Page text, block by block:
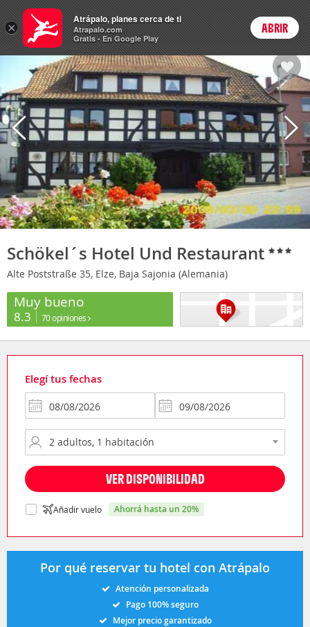
Hoteles Precios en
ARSCambiar moneda
Login
Schökel´s Hotel Und Restaurant
Alte Poststraße 35, Elze, Baja Sajonia (Alemania)
Muy bueno
8.3 70 opiniones
Elegí tus fechas
VER DISPONIBILIDAD
Añadir vuelo ahorrá hasta un 20%
Por qué reservar tu hotel con Atrápalo
Atención personalizada
Pago 100% seguro
Mejor precio garantizado
×
Atrápalo, planes cerca de ti
Atrapalo.com
Gratis - En Google Play
ABRIR